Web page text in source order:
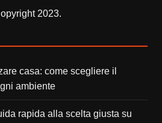
2023.
casa: come scegliere il
ambiente
rapida alla scelta giusta su